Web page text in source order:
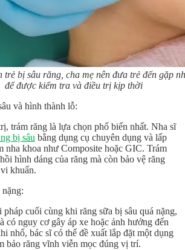
trẻ bị sâu răng, cha mẹ nên đưa trẻ đến gặp
để được kiểm tra và điều trị kịp thời
và hình thành lỗ:
trám răng là lựa chọn phổ biến nhất. Nha sĩ
bị sâu bằng dụng cụ chuyên dụng và lấp
nha khoa như Composite hoặc GIC. Trám
hình dáng của răng mà còn bảo vệ răng
khuẩn.
cuối cùng khi răng sữa bị sâu quá nặng,
có nguy cơ gây áp xe hoặc ảnh hưởng đến
nhổ, bác sĩ có thể đề xuất lắp đặt một dụng
bảo răng vĩnh viễn mọc đúng vị trí.